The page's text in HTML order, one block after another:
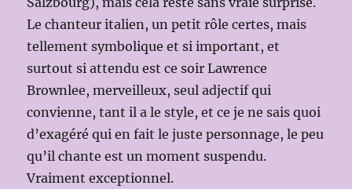
Le chanteur italien, un petit rôle certes, mais
tellement symbolique et si important, et
surtout si attendu est ce soir Lawrence
Brownlee, merveilleux, seul adjectif qui
convienne, tant il a le style, et ce je ne sais quoi
d’exagéré qui en fait le juste personnage, le peu
qu’il chante est un moment suspendu.
Vraiment exceptionnel.